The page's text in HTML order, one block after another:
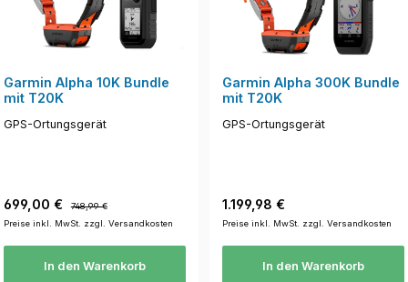
Garmin Alpha 10K Bundle
mit T20K
GPS-Ortungsgerät
Verkaufspreis:
699,00 € Regulärer Preis:
748,99 €
Preise inkl. MwSt. zzgl. Versandkosten
In den Warenkorb
Garmin Alpha 300K Bundle
mit T20K
GPS-Ortungsgerät
Regulärer Preis:
1.199,98 €
Preise inkl. MwSt. zzgl. Versandkosten
In den Warenkorb